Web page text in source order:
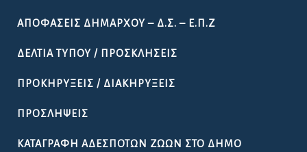
ΑΠΟΦΆΣΕΙΣ ΔΗΜΆΡΧΟΥ – Δ.Σ. – Ε.Π.Ζ
ΔΕΛΤΊΑ ΤΎΠΟΥ / ΠΡΟΣΚΛΉΣΕΙΣ
ΠΡΟΚΗΡΎΞΕΙΣ / ΔΙΑΚΗΡΎΞΕΙΣ
ΠΡΟΣΛΉΨΕΙΣ
ΚΑΤΑΓΡΑΦΉ ΑΔΈΣΠΟΤΩΝ ΖΏΩΝ ΣΤΟ ΔΉΜΟ